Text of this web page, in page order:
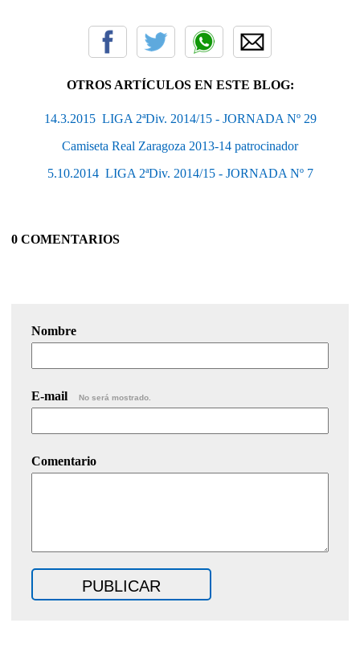
OTROS ARTÍCULOS EN ESTE BLOG:
14.3.2015  LIGA 2ªDiv. 2014/15 - JORNADA Nº 29
Camiseta Real Zaragoza 2013-14 patrocinador
5.10.2014  LIGA 2ªDiv. 2014/15 - JORNADA Nº 7
0 COMENTARIOS
Nombre
E-mail No será mostrado.
Comentario